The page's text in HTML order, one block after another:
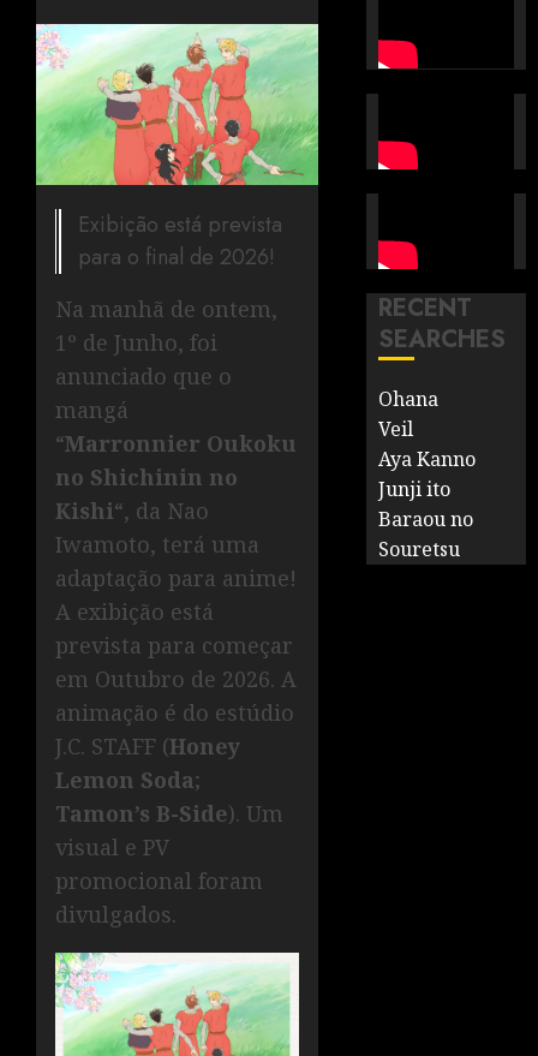
Exibição está prevista
para o final de 2026!
Na manhã de ontem,
1º de Junho, foi
anunciado que o
mangá
“Marronnier Oukoku
no Shichinin no
Kishi“, da Nao
Iwamoto, terá uma
adaptação para anime!
A exibição está
prevista para começar
em Outubro de 2026. A
animação é do estúdio
J.C. STAFF (Honey
Lemon Soda;
Tamon’s B-Side). Um
visual e PV
promocional foram
divulgados.
RECENT
SEARCHES
Ohana
Veil
Aya Kanno
Junji ito
Baraou no
Souretsu